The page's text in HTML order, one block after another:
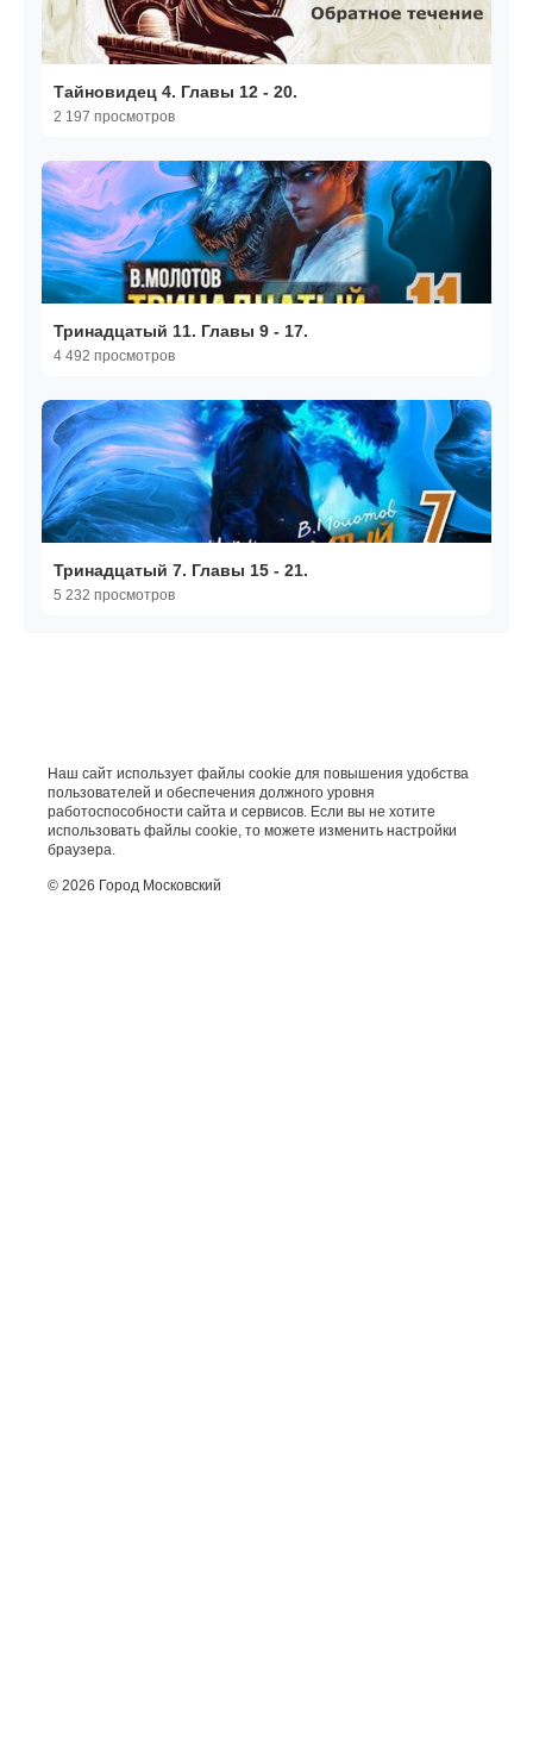
Тайновидец 4. Главы 12 - 20.
2 197 просмотров
Тринадцатый 11. Главы 9 - 17.
4 492 просмотров
Тринадцатый 7. Главы 15 - 21.
5 232 просмотров
Наш сайт использует файлы cookie для повышения удобства
пользователей и обеспечения должного уровня
работоспособности сайта и сервисов. Если вы не хотите
использовать файлы cookie, то можете изменить настройки
браузера.
© 2026 Город Московский